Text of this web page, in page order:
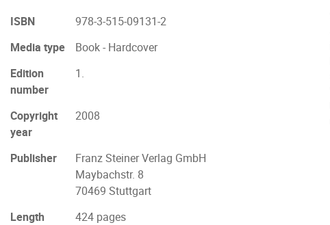
ISBN
978-3-515-09131-2
Media type
Book - Hardcover
Edition
number
1.
Copyright
year
2008
Publisher
Franz Steiner Verlag GmbH
Maybachstr. 8
70469 Stuttgart
Length
424 pages